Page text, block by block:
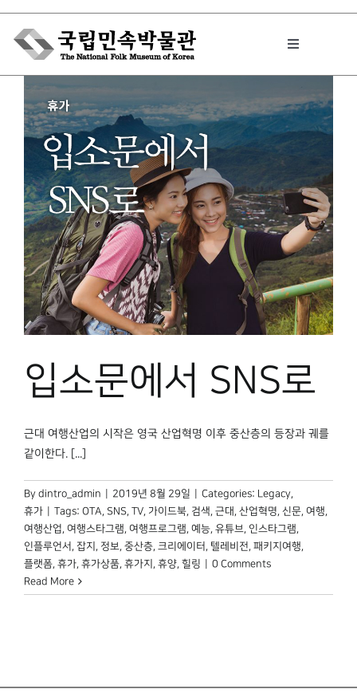
Skip
content
Toggle
박물관에서는
민속이야기
민속 인사이드
원문보기 PDF
박물관 홈페이지
입소문에서 SNS로
근대 여행산업의 시작은 영국 산업혁명 이후 중산층의 등장과 궤를
같이한다. [...]
By dintro_admin 2019년 8월 29일 Categories: Legacy,
휴가
Tags: OTA, SNS, TV, 가이드북, 검색, 근대 , 산업혁명, 신문, 여행,
여행산업, 여행스타그램, 여행프로그램, 예능, 유튜브, 인스타그램,
인플루언서 , 잡지 , 정보, 중산층, 크리에이터 , 텔레비전, 패키지여행,
플랫폼, 휴가, 휴가상품, 휴가지 , 휴양, 힐링
0 Comments
Read More